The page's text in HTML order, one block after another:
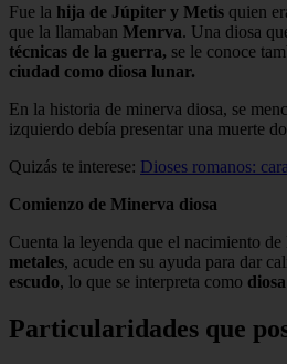
Fue la hija de Júpiter y Metis quien
que la llamaban Menrva. Una diosa
técnicas de la guerra, se le conoce
ciudad como diosa lunar.
En la historia de minerva diosa, se
izquierdo debía presentar una muerte
Quizás te interese: Dioses romanos:
Comienzo de Minerva diosa
Cuenta la leyenda que el nacimiento
metales, acude en su ayuda para dar
escudo, lo que se interpreta como
Particularidades que